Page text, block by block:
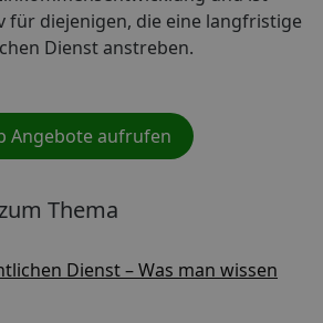
für diejenigen, die eine langfristige
Dienst anstreben.
Angebote aufrufen
Thema
Dienst – Was man wissen